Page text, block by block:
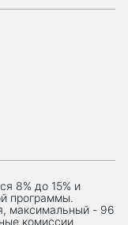
8% до 15% и
программы.
максимальный - 96
комиссии